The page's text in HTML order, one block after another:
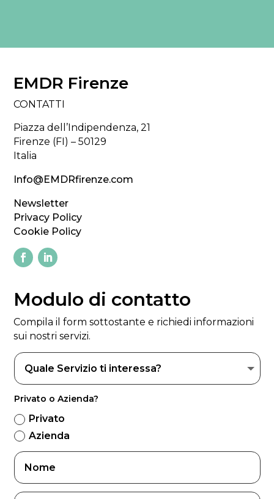
EMDR Firenze
CONTATTI
Piazza dell’Indipendenza, 21
Firenze (FI) – 50129
Italia
Info@EMDRfirenze.com
Newsletter
Privacy Policy
Cookie Policy
Modulo di contatto
Compila il form sottostante e richiedi informazioni
sui nostri servizi.
Privato o Azienda?
Privato
Azienda